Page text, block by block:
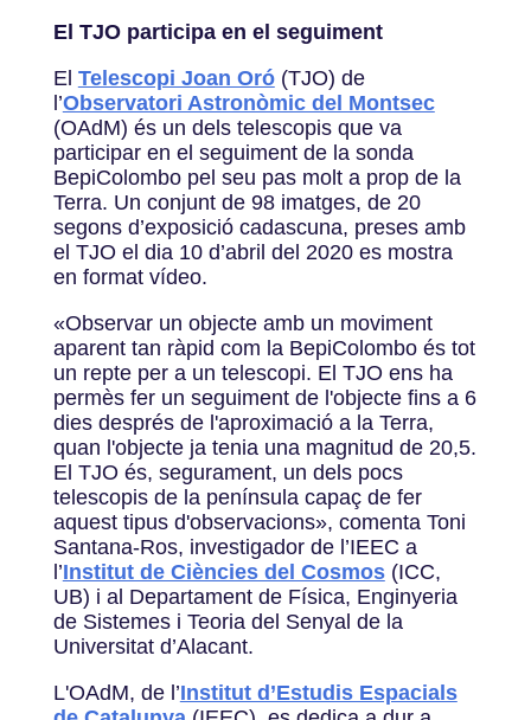
El TJO participa en el seguiment
El Telescopi Joan Oró(TJO) de
l’Observatori Astronòmic del Montsec
(OAdM) és un dels telescopis que va
participar en el seguiment de la sonda
BepiColombo pel seu pas molt a prop de la
Terra. Un conjunt de 98 imatges, de 20
segons d’exposició cadascuna, preses amb
el TJO el dia 10 d’abril del 2020 es mostra
en format vídeo.
«Observar un objecte amb un moviment
aparent tan ràpid com la BepiColombo és tot
un repte per a un telescopi. El TJO ens ha
permès fer un seguiment de l'objecte fins a 6
dies després de l'aproximació a la Terra,
quan l'objecte ja tenia una magnitud de 20,5.
El TJO és, segurament, un dels pocs
telescopis de la península capaç de fer
aquest tipus d'observacions», comenta Toni
Santana-Ros, investigador de l’IEEC a
l’Institut de Ciències del Cosmos(ICC,
UB) i al Departament de Física, Enginyeria
de Sistemes i Teoria del Senyal de la
Universitat d’Alacant.
L'OAdM, de l’Institut d’Estudis Espacials